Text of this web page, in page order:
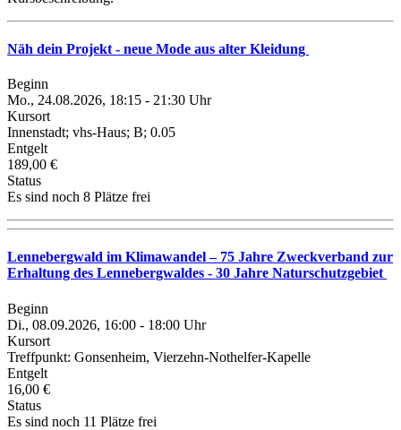
Näh dein Projekt - neue Mode aus alter Kleidung
Beginn
Mo., 24.08.2026, 18:15 - 21:30 Uhr
Kursort
Innenstadt; vhs-Haus; B; 0.05
Entgelt
189,00 €
Status
Es sind noch 8 Plätze frei
Lennebergwald im Klimawandel – 75 Jahre Zweckverband zur
Erhaltung des Lennebergwaldes - 30 Jahre Naturschutzgebiet
Beginn
Di., 08.09.2026, 16:00 - 18:00 Uhr
Kursort
Treffpunkt: Gonsenheim, Vierzehn-Nothelfer-Kapelle
Entgelt
16,00 €
Status
Es sind noch 11 Plätze frei